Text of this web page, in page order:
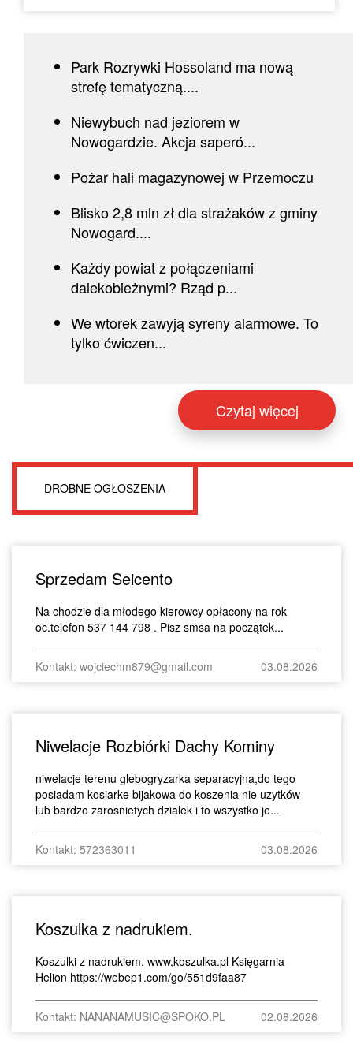
Park Rozrywki Hossoland ma nową
strefę tematyczną....
Niewybuch nad jeziorem w
Nowogardzie. Akcja saperó...
Pożar hali magazynowej w Przemoczu
Blisko 2,8 mln zł dla strażaków z gminy
Nowogard....
Każdy powiat z połączeniami
dalekobieżnymi? Rząd p...
We wtorek zawyją syreny alarmowe. To
tylko ćwiczen...
Czytaj więcej
DROBNE OGŁOSZENIA
Sprzedam Seicento
Na chodzie dla młodego kierowcy opłacony na rok
oc.telefon 537 144 798 . Pisz smsa na początek...
Kontakt: wojciechm879@gmail.com 03.08.2026
Niwelacje Rozbiórki Dachy Kominy
niwelacje terenu glebogryzarka separacyjna,do tego
posiadam kosiarke bijakowa do koszenia nie uzytków
lub bardzo zarosnietych dzialek i to wszystko je...
Kontakt: 572363011 03.08.2026
Koszulka z nadrukiem.
Koszulki z nadrukiem. www,koszulka.pl Księgarnia
Helion https://webep1.com/go/551d9faa87
Kontakt: NANANAMUSIC@SPOKO.PL 02.08.2026